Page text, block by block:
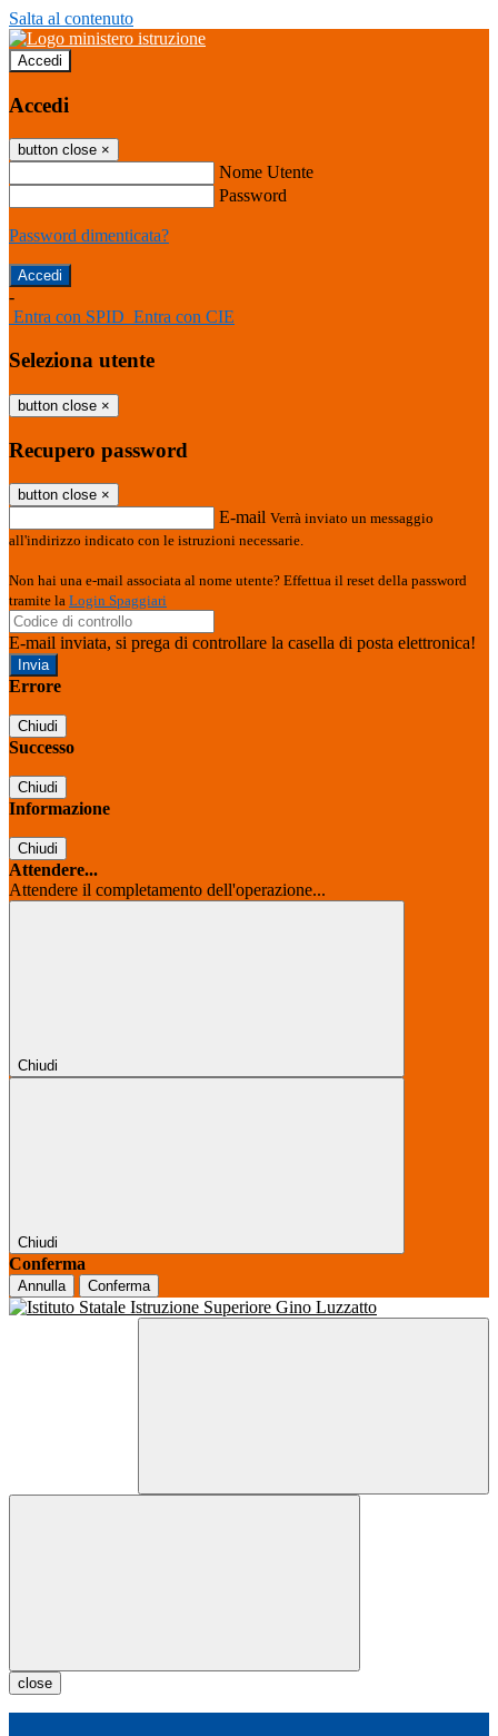
Salta al contenuto
Accedi
Accedi
button close ×
Nome Utente
Password
Password dimenticata?
-
Entra con SPID Entra con CIE
Seleziona utente
button close ×
Recupero password
button close ×
E-mail Verrà inviato un messaggio
all'indirizzo indicato con le istruzioni necessarie.
Non hai una e-mail associata al nome utente? Effettua il reset della password
tramite la Login Spaggiari
E-mail inviata, si prega di controllare la casella di posta elettronica!
Errore
Chiudi
Successo
Chiudi
Informazione
Chiudi
Attendere...
Attendere il completamento dell'operazione...
Chiudi
Chiudi
Conferma
Annulla Conferma
close